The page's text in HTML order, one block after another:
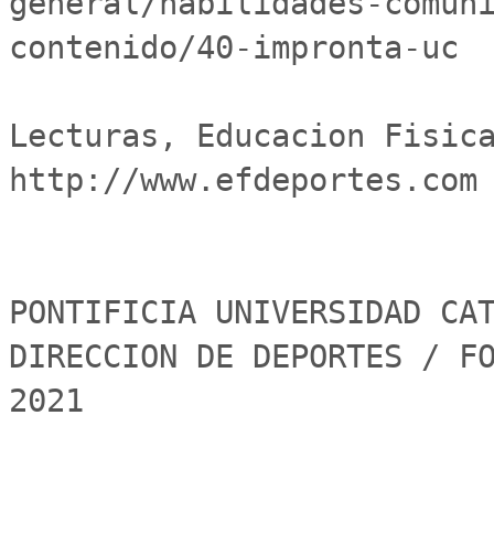
contenido/40-impronta-uc
Lecturas, Educacion
http://www.efdeportes.com
PONTIFICIA UNIVERSIDAD
DIRECCION DE DEPORTES /
2021